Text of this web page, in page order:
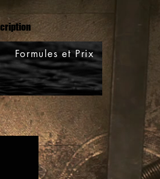
Formules et Prix